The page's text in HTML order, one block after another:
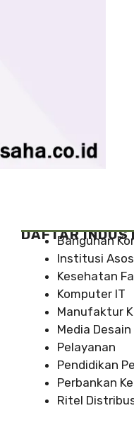
DAFTARBangunan
Institusi
Kesehatan
Komputer IT
Manufaktur
Media Desain
Pelayanan
Pendidikan
Perbankan
Ritel